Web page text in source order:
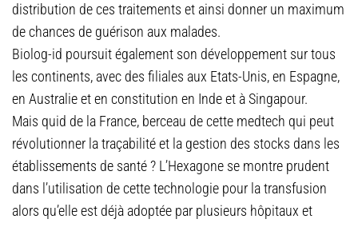
distribution de ces traitements et ainsi donner un maximum
de chances de guérison aux malades.
Biolog-id poursuit également son développement sur tous
les continents, avec des filiales aux Etats-Unis, en Espagne,
en Australie et en constitution en Inde et à Singapour.
Mais quid de la France, berceau de cette medtech qui peut
révolutionner la traçabilité et la gestion des stocks dans les
établissements de santé ? L’Hexagone se montre prudent
dans l’utilisation de cette technologie pour la transfusion
alors qu’elle est déjà adoptée par plusieurs hôpitaux et